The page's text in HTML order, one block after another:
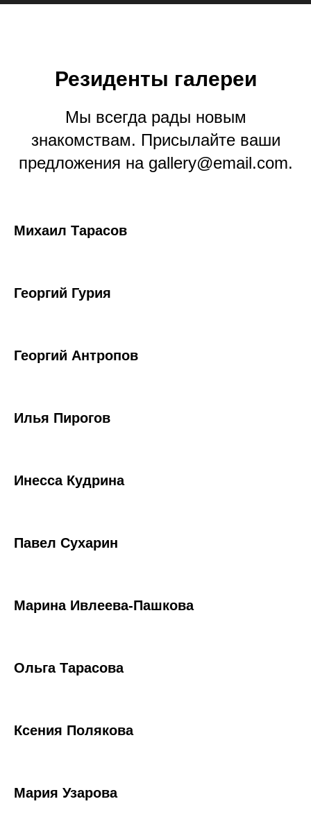
Резиденты галереи
Мы всегда рады новым
знакомствам. Присылайте ваши
предложения на gallery@email.com.
Михаил Тарасов
Георгий Гурия
Георгий Антропов
Илья Пирогов
Инесса Кудрина
Павел Сухарин
Марина Ивлеева-Пашкова
Ольга Тарасова
Ксения Полякова
Мария Узарова